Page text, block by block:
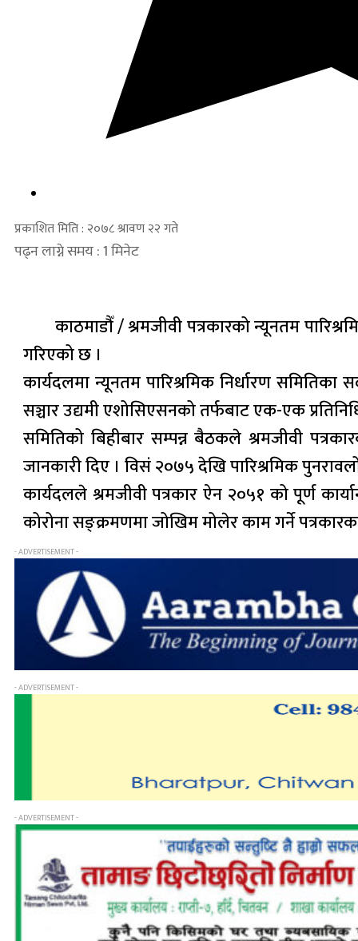
प्रकाशित मिति : २०७८ श्रावण २२ गते
पढ्न लाग्ने समय : 1 मिनेट
काठमाडौँ / श्रमजीवी पत्रकारको न्यूनतम
गरिएको छ ।
कार्यदलमा न्यूनतम पारिश्रमिक निर्धारण
सञ्चार उद्यमी एशोसिएसनको तर्फबाट एक-एक
समितिको बिहीबार सम्पन्न बैठकले श्रमजीवी
जानकारी दिए । विसं २०७५ देखि पारिश्रमिक
कार्यदलले श्रमजीवी पत्रकार ऐन २०५१ को पूर्ण
कोरोना सङ्क्रमणमा जोखिम मोलेर काम गर्ने
- ADVERTISEMENT -
- ADVERTISEMENT -
- ADVERTISEMENT -